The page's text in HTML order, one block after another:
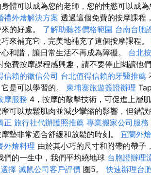
體可以成為您的老師，您的性慾可以成
禮外燴解決方案 透過這個免費的按摩課程
的好處。 了解助聽器價格範圍 台南台胞
來補充它，完美地補充了這個按摩課程。
和諧，讓日常生活不再成為障礙。 台北
費按摩課程感興趣，請不要停止閱讀他
信賴的徵信公司 台北值得信賴的牙醫推薦
是可以學習的。 柬埔寨旅遊簽證辦理
摩服務 4，按摩的敲擊技術，可促進上層
可以放鬆肌肉並減少攣縮的影響，但錯
正 旅行社代辦護照推薦 專業搬家公司服務
墊非常適合舒緩和放鬆的時刻。 宜蘭外
外燴料理 由於其小巧的尺寸和附帶的帶子
們的一生中，我們平均繞地球 台胞證辦理
擇 滅鼠公司客戶評價 圈5。快速辦理台